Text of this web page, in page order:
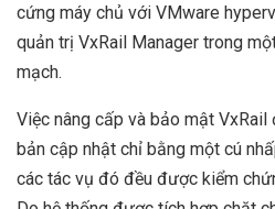
cứng máy chủ với VMware
quản trị VxRail Manager trong
mạch.
Việc nâng cấp và bảo mật
bản cập nhật chỉ bằng một cú
các tác vụ đó đều được kiểm